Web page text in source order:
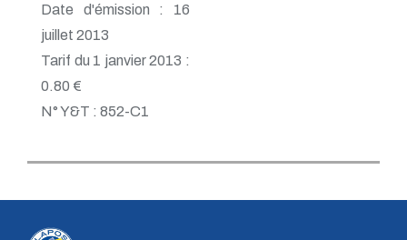
Date d'émission : 16
juillet 2013
Tarif du 1 janvier 2013 :
0.80 €
N° Y&T : 852-C1